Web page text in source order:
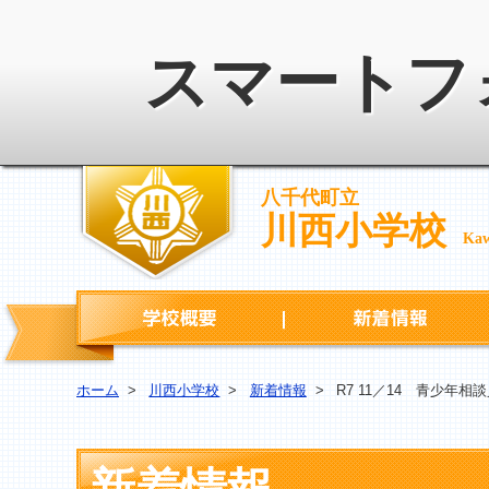
スマート
八千代町立
川西小学校
学校概要
ホーム > 川西小学校 > 新着情報 > R7 11／14 青少年相談